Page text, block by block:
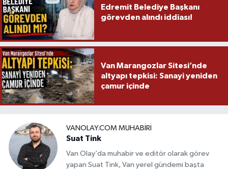
Edremit Belediye Başkanı
görevden alındı iddiası!
Van Marangozlar Sitesi’nde
altyapı tepkisi: Sanayi yeniden
çamur içinde
VANOLAY.COM MUHABIRI
Suat Tink
Van Olay’da muhabir ve editör olarak görev
yapan Suat Tink, Van yerel gündemi başta